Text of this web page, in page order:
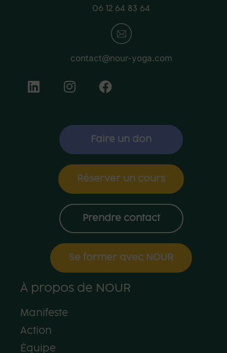
06 12 64 83 64
contact@nour-yoga.com
Faire un don
Réserver un cours
Prendre contact
Se former avec NOUR
À propos de NOUR
Manifeste
Action
Équipe